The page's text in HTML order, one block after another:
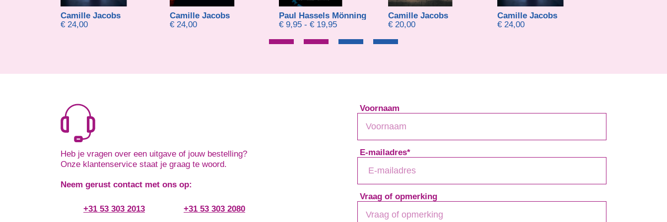
Camille Jacobs
€ 24,00
Paul Hassels Mönning
€ 9,95 -
Camille Jacobs
€ 20,00
Camille Jacobs
€ 24,00
Camille Jacobs
€ 24,00
Heb je vragen over een uitgave of jouw bestelling?
Onze klantenservice staat je graag te woord.
Neem gerust contact met ons op:
+31 53 303 2013 +31 53 303 2080
Voornaam
E-mailadres*
Vraag of opmerking